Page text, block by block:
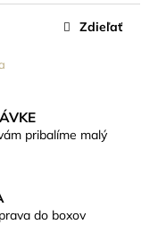
Zdieľať
pribalíme malý
do boxov